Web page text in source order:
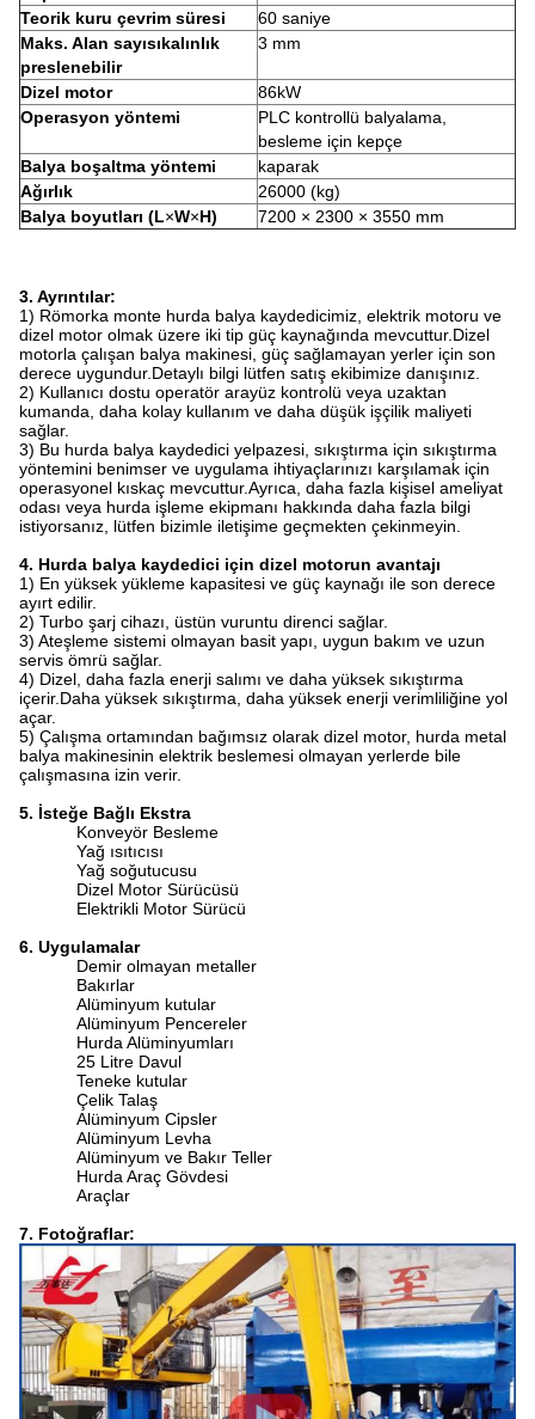
Teorik kuru çevrim süresi
60 saniye
Maks. Alan sayısıkalınlık
preslenebilir
3 mm
Dizel motor
86kW
Operasyon yöntemi
PLC kontrollü balyalama,
besleme için kepçe
Balya boşaltma yöntemi
kaparak
Ağırlık
26000 (kg)
Balya boyutları (L×W×H) 7200 × 2300 × 3550 mm
3. Ayrıntılar:
1) Römorka monte hurda balya kaydedicimiz, elektrik motoru ve
dizel motor olmak üzere iki tip güç kaynağında mevcuttur.Dizel
motorla çalışan balya makinesi, güç sağlamayan yerler için son
derece uygundur.Detaylı bilgi lütfen satış ekibimize danışınız.
2) Kullanıcı dostu operatör arayüz kontrolü veya uzaktan
kumanda, daha kolay kullanım ve daha düşük işçilik maliyeti
sağlar.
3) Bu hurda balya kaydedici yelpazesi, sıkıştırma için sıkıştırma
yöntemini benimser ve uygulama ihtiyaçlarınızı karşılamak için
operasyonel kıskaç mevcuttur.Ayrıca, daha fazla kişisel ameliyat
odası veya hurda işleme ekipmanı hakkında daha fazla bilgi
istiyorsanız, lütfen bizimle iletişime geçmekten çekinmeyin.
4. Hurda balya kaydedici için dizel motorun avantajı
1) En yüksek yükleme kapasitesi ve güç kaynağı ile son derece
ayırt edilir.
2) Turbo şarj cihazı, üstün vuruntu direnci sağlar.
3) Ateşleme sistemi olmayan basit yapı, uygun bakım ve uzun
servis ömrü sağlar.
4) Dizel, daha fazla enerji salımı ve daha yüksek sıkıştırma
içerir.Daha yüksek sıkıştırma, daha yüksek enerji verimliliğine yol
açar.
5) Çalışma ortamından bağımsız olarak dizel motor, hurda metal
balya makinesinin elektrik beslemesi olmayan yerlerde bile
çalışmasına izin verir.
5. İsteğe Bağlı Ekstra
Konveyör Besleme
Yağ ısıtıcısı
Yağ soğutucusu
Dizel Motor Sürücüsü
Elektrikli Motor Sürücü
6. Uygulamalar
Demir olmayan metaller
Bakırlar
Alüminyum kutular
Alüminyum Pencereler
Hurda Alüminyumları
25 Litre Davul
Teneke kutular
Çelik Talaş
Alüminyum Cipsler
Alüminyum Levha
Alüminyum ve Bakır Teller
Hurda Araç Gövdesi
Araçlar
7. Fotoğraflar: